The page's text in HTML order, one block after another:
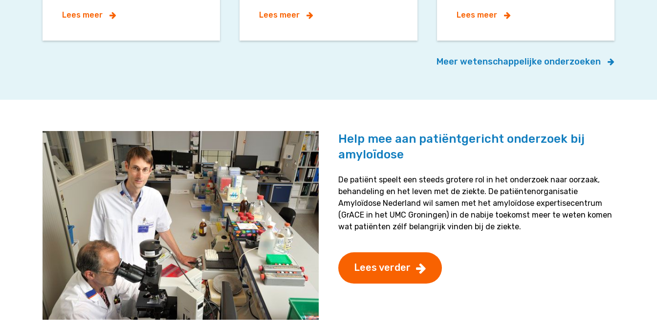
Lees meer Lees meer Lees meer
Meer wetenschappelijke onderzoeken
Help mee aan patiëntgericht onderzoek bij
amyloïdose
De patiënt speelt een steeds grotere rol in het onderzoek naar oorzaak,
behandeling en het leven met de ziekte. De patiëntenorganisatie
Amyloïdose Nederland wil samen met het amyloïdose expertisecentrum
(GrACE in het UMC Groningen) in de nabije toekomst meer te weten komen
wat patiënten zélf belangrijk vinden bij de ziekte.
Lees verder